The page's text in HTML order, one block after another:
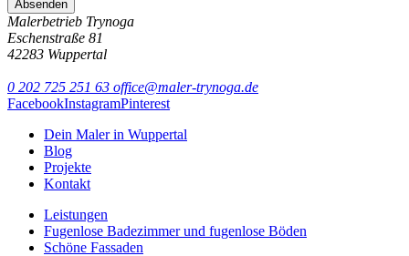
Malerbetrieb Trynoga
Eschenstraße 81
42283 Wuppertal
0 202 725 251 63 office@maler-trynoga.de
FacebookInstagramPinterest
Dein Maler in Wuppertal
Blog
Projekte
Kontakt
Leistungen
Fugenlose Badezimmer und fugenlose Böden
Schöne Fassaden